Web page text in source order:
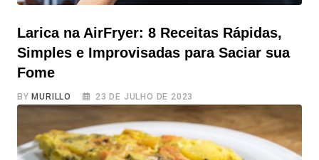
Larica na AirFryer: 8 Receitas Rápidas,
Simples e Improvisadas para Saciar sua
Fome
BY MURILLO 23 DE JULHO DE 2023
Larica na AirFryer: 8 Receitas Rápidas, Simples e
Improvisadas para Saciar sua Fome Quem nunca sentiu